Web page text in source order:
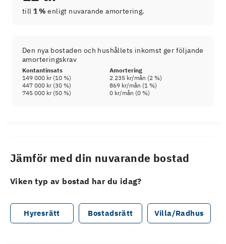
till 1 % enligt nuvarande amortering.
Den nya bostaden och hushållets inkomst ger följande
amorteringskrav
Kontantinsats
Amortering
149 000 kr(10 %) 2 235 kr/mån (2 %)
447 000 kr(30 %) 869 kr/mån (1 %)
745 000 kr(50 %) 0 kr/mån (0 %)
Jämför med din nuvarande bostad
Viken typ av bostad har du idag?
Hyresrätt Bostadsrätt Villa/Radhus